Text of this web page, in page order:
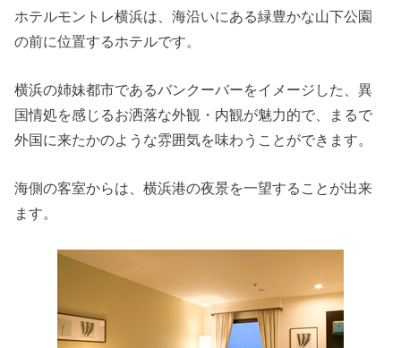
ホテルモントレ横浜は、海沿いにある緑豊かな山下公園
の前に位置するホテルです。
横浜の姉妹都市であるバンクーバーをイメージした、異
国情処を感じるお洒落な外観・内観が魅力的で、まるで
外国に来たかのような雰囲気を味わうことができます。
海側の客室からは、横浜港の夜景を一望することが出来
ます。